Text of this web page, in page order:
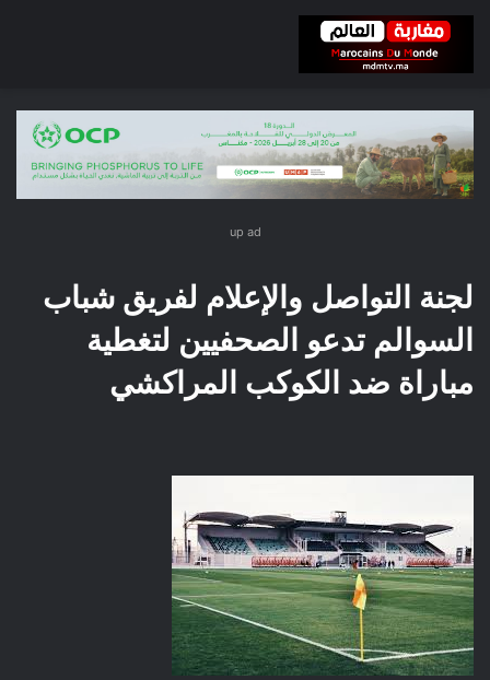
up ad
لجنة التواصل والإعلام لفريق شباب
السوالم تدعو الصحفيين لتغطية
مباراة ضد الكوكب المراكشي